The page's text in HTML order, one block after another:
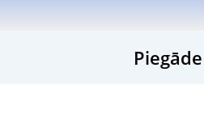
Piegāde